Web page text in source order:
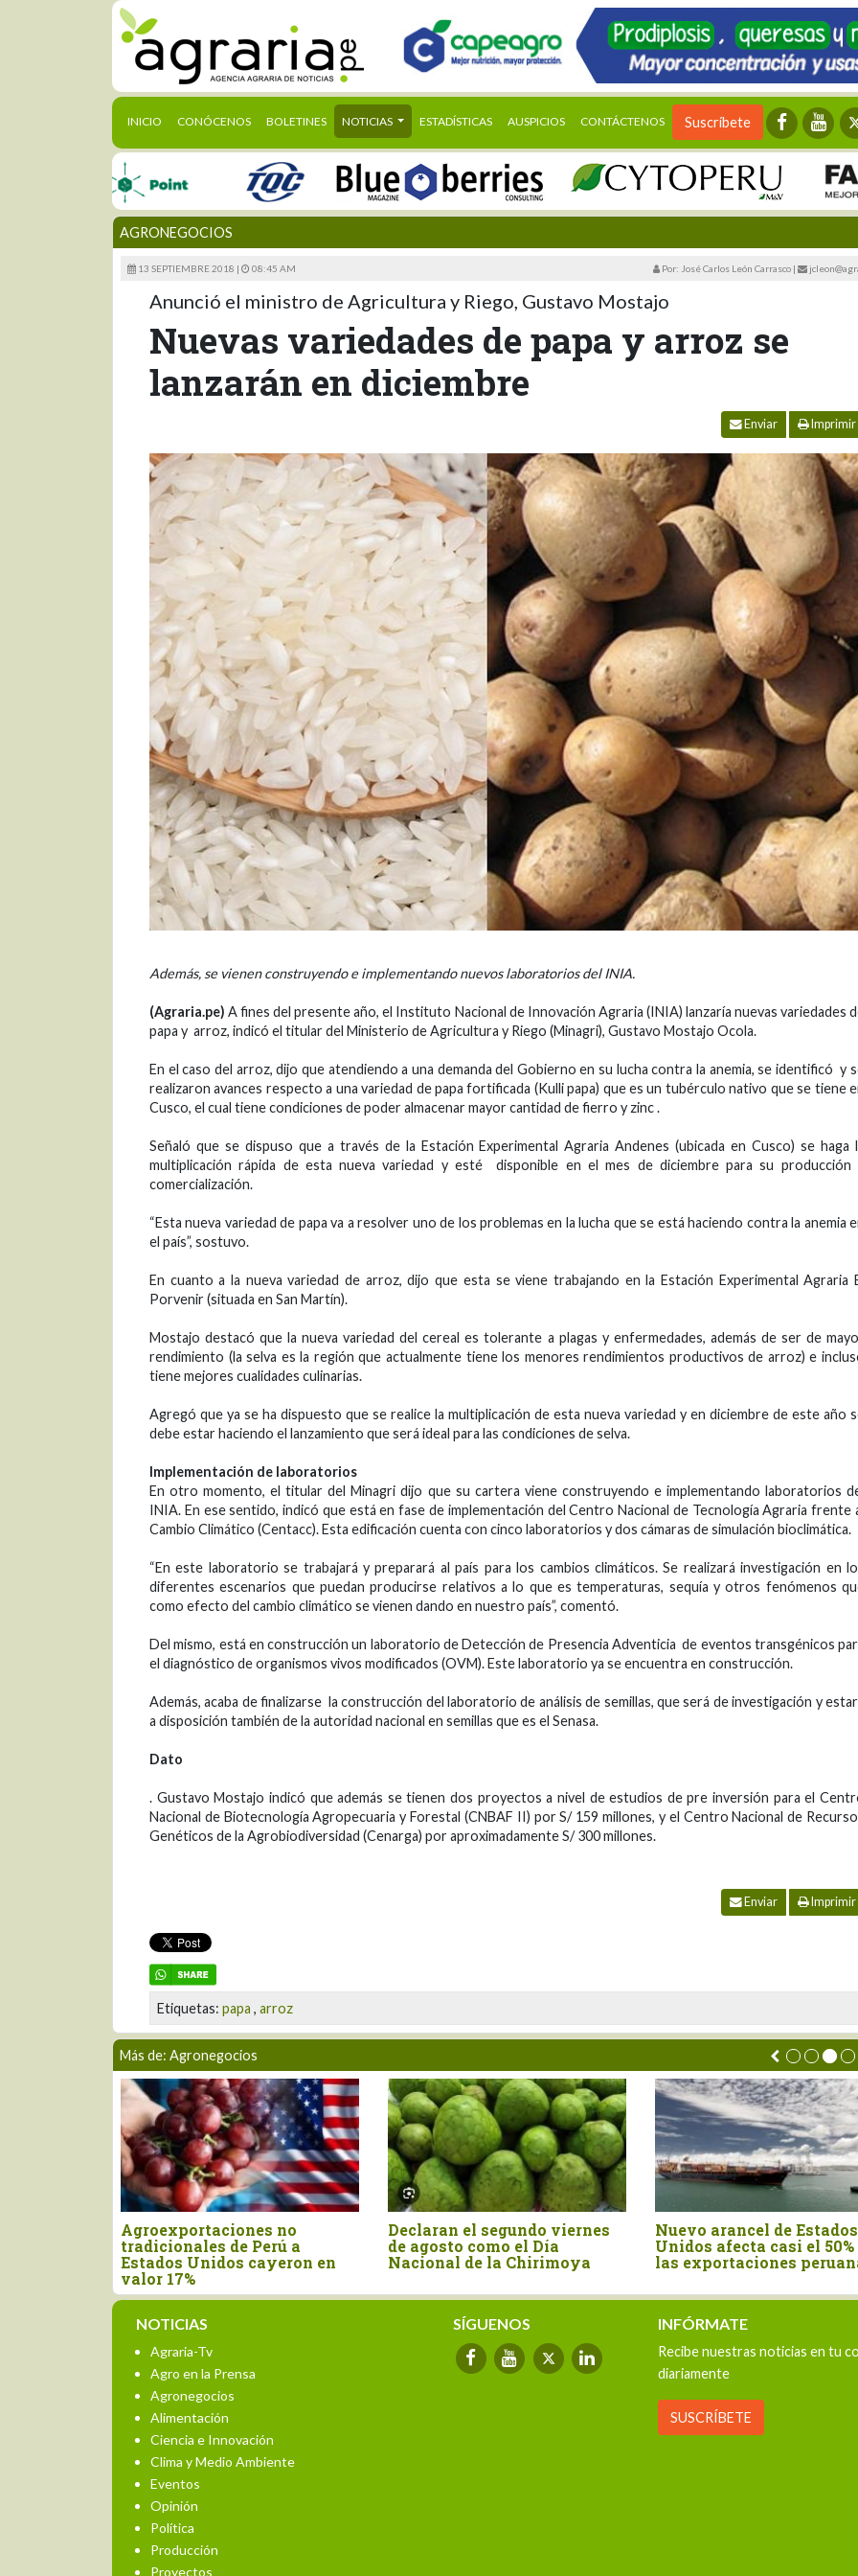
INICIO (CURRENT)
CONÓCENOS BOLETINES NOTICIAS ESTADÍSTICAS AUSPICIOS CONTÁCTENOS Suscríbete
AGRONEGOCIOS
13 SEPTIEMBRE 2018 | 08:45 AM Por: José Carlos León Carrasco |
Anunció el ministro de Agricultura y Riego, Gustavo Mostajo
Nuevas variedades de papa y arroz se
lanzarán en diciembre
Enviar Imprimir
Además, se vienen construyendo e implementando nuevos laboratorios del INIA.
(Agraria.pe)A fines del presente año, el Instituto Nacional de Innovación Agraria (INIA) lanzaría nuevas variedades
papa y arroz, indicó el titular del Ministerio de Agricultura y Riego (Minagri), Gustavo Mostajo Ocola.
En el caso del arroz, dijo que atendiendo a una demanda del Gobierno en su lucha contra la anemia, se identificó y
realizaron avances respecto a una variedad de papa fortificada (Kulli papa) que es un tubérculo nativo que se tiene
Cusco, el cual tiene condiciones de poder almacenar mayor cantidad de fierro y zinc .
Señaló que se dispuso que a través de la Estación Experimental Agraria Andenes (ubicada en Cusco) se haga
multiplicación rápida de esta nueva variedad y esté disponible en el mes de diciembre para su producción
comercialización.
“Esta nueva variedad de papa va a resolver uno de los problemas en la lucha que se está haciendo contra la anemia
el país”, sostuvo.
En cuanto a la nueva variedad de arroz, dijo que esta se viene trabajando en la Estación Experimental Agraria
Porvenir (situada en San Martín).
Mostajo destacó que la nueva variedad del cereal es tolerante a plagas y enfermedades, además de ser de
rendimiento (la selva es la región que actualmente tiene los menores rendimientos productivos de arroz) e
tiene mejores cualidades culinarias.
Agregó que ya se ha dispuesto que se realice la multiplicación de esta nueva variedad y en diciembre de este año
debe estar haciendo el lanzamiento que será ideal para las condiciones de selva.
Implementación de laboratorios
En otro momento, el titular del Minagri dijo que su cartera viene construyendo e implementando laboratorios
INIA. En ese sentido, indicó que está en fase de implementación del Centro Nacional de Tecnología Agraria frente
Cambio Climático (Centacc). Esta edificación cuenta con cinco laboratorios y dos cámaras de simulación bioclimática.
“En este laboratorio se trabajará y preparará al país para los cambios climáticos. Se realizará investigación en
diferentes escenarios que puedan producirse relativos a lo que es temperaturas, sequía y otros fenómenos
como efecto del cambio climático se vienen dando en nuestro país”, comentó.
Del mismo, está en construcción un laboratorio de Detección de Presencia Adventicia de eventos transgénicos
el diagnóstico de organismos vivos modificados (OVM). Este laboratorio ya se encuentra en construcción.
Además, acaba de finalizarse la construcción del laboratorio de análisis de semillas, que será de investigación y
a disposición también de la autoridad nacional en semillas que es el Senasa.
Dato
. Gustavo Mostajo indicó que además se tienen dos proyectos a nivel de estudios de pre inversión para el
Nacional de Biotecnología Agropecuaria y Forestal (CNBAF II) por S/ 159 millones, y el Centro Nacional de
Genéticos de la Agrobiodiversidad (Cenarga) por aproximadamente S/ 300 millones.
Enviar Imprimir
Etiquetas: papa , arroz
Más de: Agronegocios
Nuevo arancel de Estados
Unidos afecta casi el 50% de
las exportaciones peruanas
Perú importó canela entera
por US$ 15.4 millones en el
primer semestre del año
La castaña amazónica, el
fruto que demuestra que el
bosque en pie también
NOTICIAS
Agraria-Tv
Agro en la Prensa
Agronegocios
Alimentación
Ciencia e Innovación
Clima y Medio Ambiente
Eventos
Opinión
Política
Producción
Proyectos
SÍGUENOS INFÓRMATE
Recibe nuestras noticias en tu
diariamente
SUSCRÍBETE